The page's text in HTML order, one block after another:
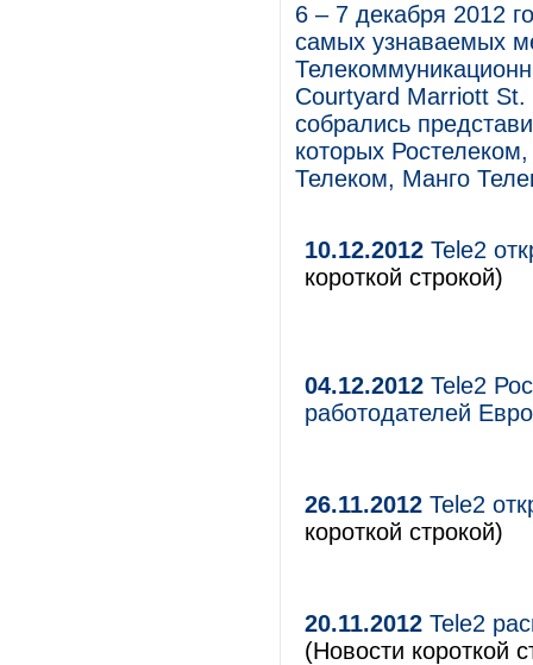
6 – 7 декабря 2012
самых узнаваемых
Courtyard Marriott
собрались
которых
Телеком, Манго
10.12.2012 Tele2
короткой строкой)
04.12.2012 Tele2
работодателей
26.11.2012 Tele2
короткой строкой)
20.11.2012 Tele2
(Новости короткой